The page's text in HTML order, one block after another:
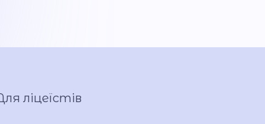
ліцеїстів